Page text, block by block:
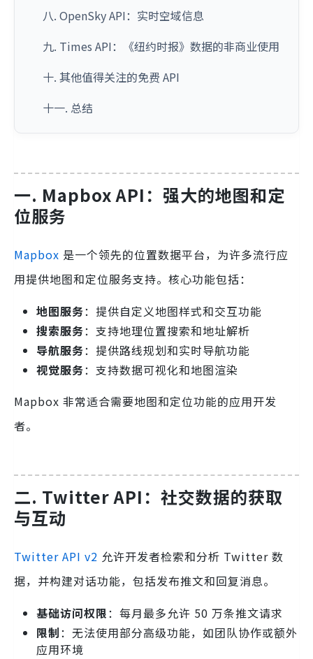
八. OpenSky API：实时空域信息
九. Times API：《纽约时报》数据的非商业使用
十. 其他值得关注的免费 API
十一. 总结
一. Mapbox API：强大的地图和定
位服务
Mapbox 是一个领先的位置数据平台，为许多流行应
用提供地图和定位服务支持。核心功能包括：
地图服务：提供自定义地图样式和交互功能
搜索服务：支持地理位置搜索和地址解析
导航服务：提供路线规划和实时导航功能
视觉服务：支持数据可视化和地图渲染
Mapbox 非常适合需要地图和定位功能的应用开发
者。
二. Twitter API：社交数据的获取
与互动
Twitter API v2 允许开发者检索和分析 Twitter 数
据，并构建对话功能，包括发布推文和回复消息。
基础访问权限：每月最多允许 50 万条推文请求
限制：无法使用部分高级功能，如团队协作或额外
应用环境